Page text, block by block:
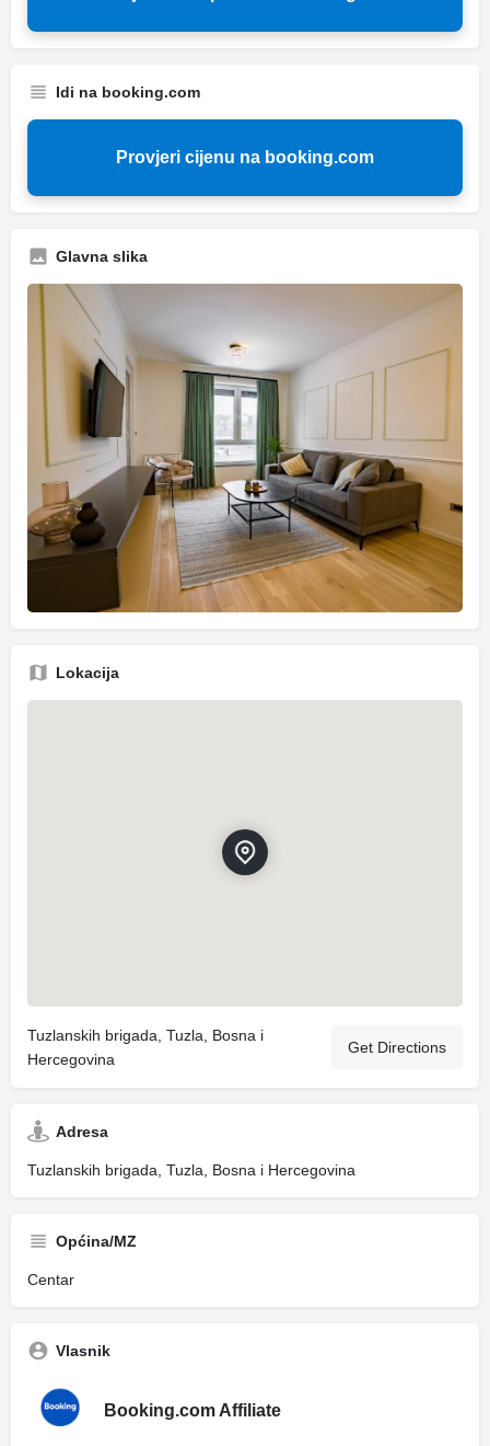
Idi na booking.com
Provjeri cijenu na booking.com
Glavna slika
Lokacija
Tuzlanskih brigada, Tuzla, Bosna i
Hercegovina
Get Directions
Adresa
Tuzlanskih brigada, Tuzla, Bosna i Hercegovina
Općina/MZ
Centar
Vlasnik
Booking.com Affiliate